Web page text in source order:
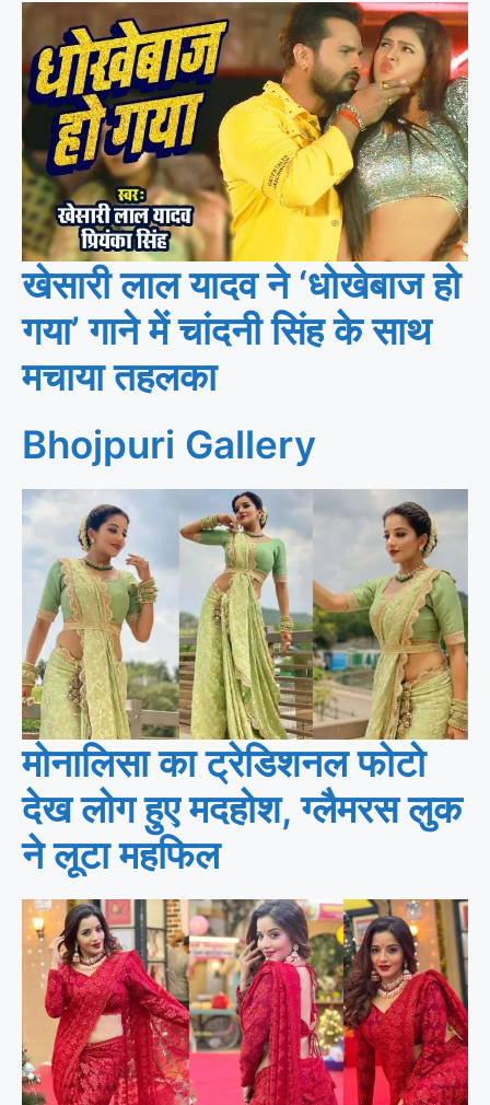
खेसारी लाल यादव ने ‘धोखेबाज हो
गया’ गाने में चांदनी सिंह के साथ
मचाया तहलका
Bhojpuri Gallery
मोनालिसा का ट्रेडिशनल फोटो
देख लोग हुए मदहोश, ग्लैमरस लुक
ने लूटा महफिल